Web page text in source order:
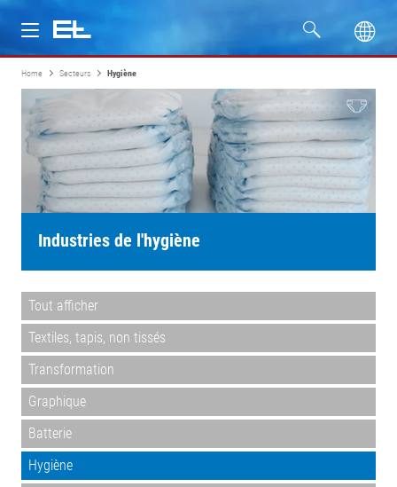
Produits
Secteurs
Service
Formation
Home Secteurs Hygiène
Industries de l'hygiène
Tout afficher
Textiles, tapis, non tissés
Transformation
Graphique
Batterie
Hygiène